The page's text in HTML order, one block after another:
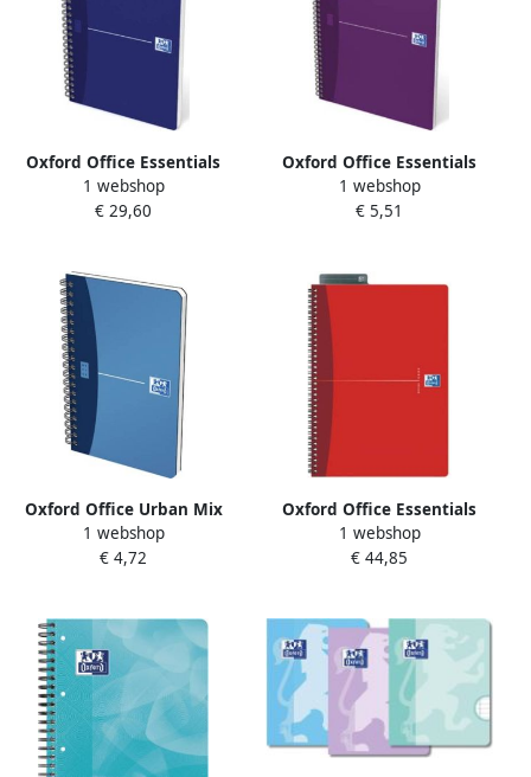
Oxford Office Essentials
spiraalschrift 180
bladzijden ft A5 geruit 5
1 webshop
€ 29,60
Oxford Office Essentials
spiraalschrift 100
bladzijden ft A4 geruit 5
1 webshop
€ 5,51
Oxford Office Urban Mix
notitieboekje 180
bladzijden ft 11 x 17 cm
1 webshop
€ 4,72
Oxford Office Essentials
spiraalschrift 180
bladzijden ft A4 gelijnd
1 webshop
€ 44,85